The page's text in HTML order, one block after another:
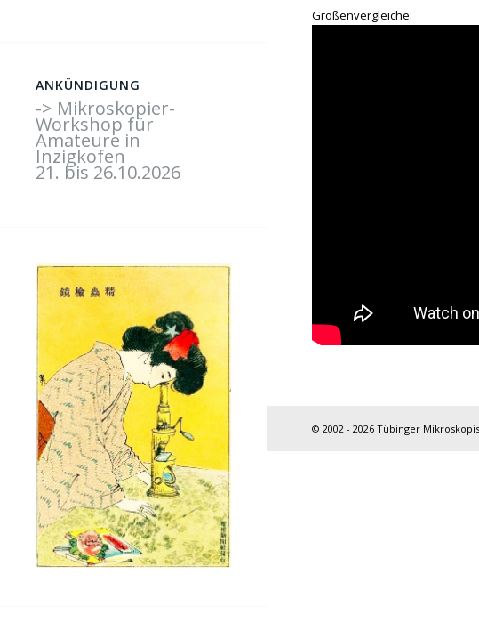
ANKÜNDIGUNG
-> Mikroskopier-
Workshop für
Amateure in
Inzigkofen
21. bis 26.10.2026
Größenvergleiche:
© 2002 - 2026 Tübinger